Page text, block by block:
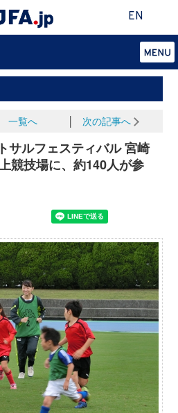
EN
一覧へ 次の記事へ
サルフェスティバル 宮崎
競技場に、約140人が参